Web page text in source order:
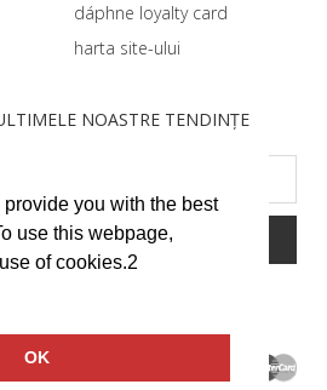
you with the best
use this webpage,
of cookies.2
OK
NOASTRE TENDINȚE
dáphnе loyalty card
harta site-ului